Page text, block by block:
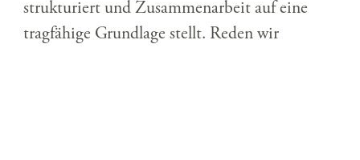
strukturiert und Zusammenarbeit auf eine
tragfähige Grundlage stellt. Reden wir